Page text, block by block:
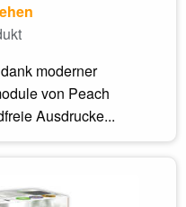
moderner
von Peach
Ausdrucke...